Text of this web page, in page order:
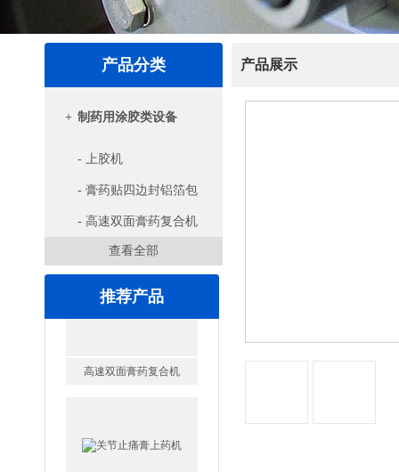
产品分类
+ 制药用涂胶类设备
- 上胶机
- 膏药贴四边封铝箔包
- 高速双面膏药复合机
查看全部
推荐产品
关节止痛膏上药机
产品展示